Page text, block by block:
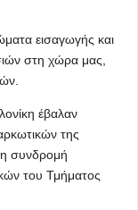
εισαγωγής και
στη χώρα μας,
έβαλαν
της
συνδρομή
του Τμήματος